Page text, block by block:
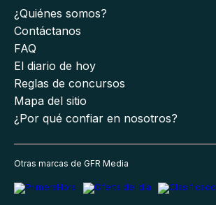
¿Quiénes somos?
Contáctanos
FAQ
El diario de hoy
Reglas de concursos
Mapa del sitio
¿Por qué confiar en nosotros?
Otras marcas de GFR Media